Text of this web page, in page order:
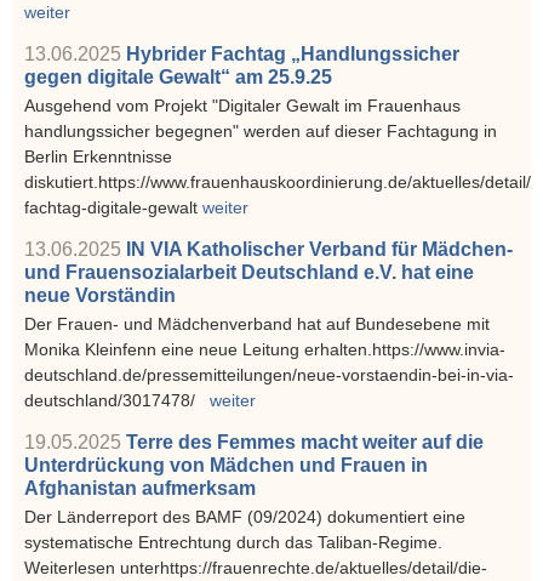
weiter
13.06.2025 Hybrider Fachtag „Handlungssicher
gegen digitale Gewalt“ am 25.9.25
Ausgehend vom Projekt "Digitaler Gewalt im Frauenhaus
handlungssicher begegnen" werden auf dieser Fachtagung in
Berlin Erkenntnisse
diskutiert.https://www.frauenhauskoordinierung.de/aktuelles/detail/
fachtag-digitale-gewalt weiter
13.06.2025 IN VIA Katholischer Verband für Mädchen-
und Frauensozialarbeit Deutschland e.V. hat eine
neue Vorständin
Der Frauen- und Mädchenverband hat auf Bundesebene mit
Monika Kleinfenn eine neue Leitung erhalten.https://www.invia-
deutschland.de/pressemitteilungen/neue-vorstaendin-bei-in-via-
deutschland/3017478/ weiter
19.05.2025 Terre des Femmes macht weiter auf die
Unterdrückung von Mädchen und Frauen in
Afghanistan aufmerksam
Der Länderreport des BAMF (09/2024) dokumentiert eine
systematische Entrechtung durch das Taliban-Regime.
Weiterlesen unterhttps://frauenrechte.de/aktuelles/detail/die-